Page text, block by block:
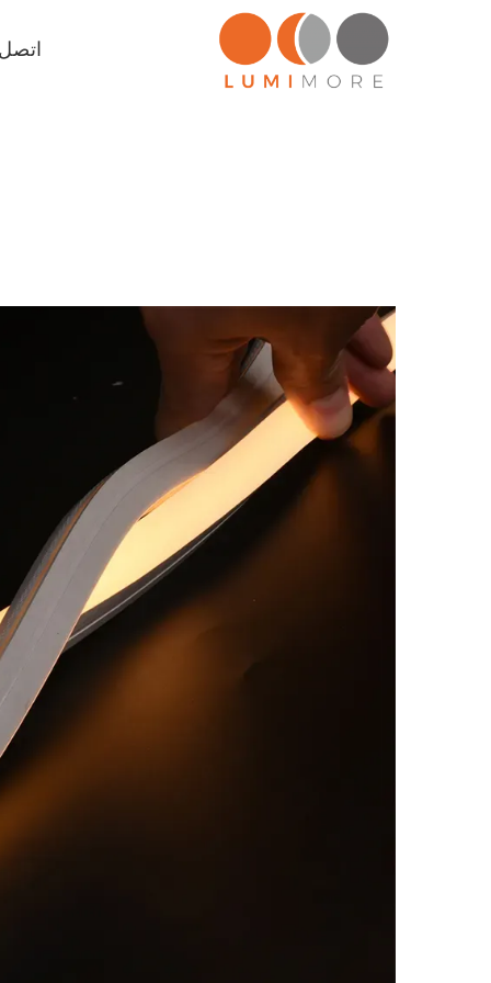
اتصل